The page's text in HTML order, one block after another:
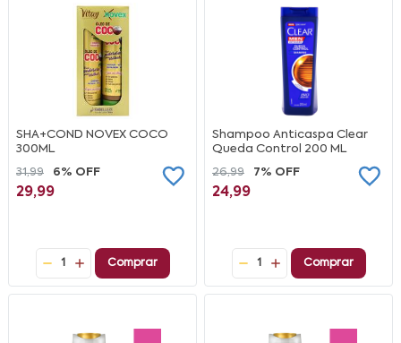
SHA+COND NOVEX COCO
300ML
31,99
6% OFF
29,99
1 Comprar
Shampoo Anticaspa Clear
Queda Control 200 ML
26,99
7% OFF
24,99
1 Comprar